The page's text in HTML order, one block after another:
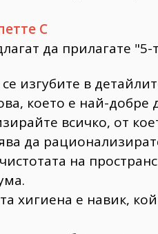
С
да прилагате
изгубите в
което е най-добре
всичко, от
да
на
хигиена е навик,